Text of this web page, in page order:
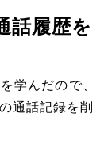
話履歴を
学んだので、
通話記録を削